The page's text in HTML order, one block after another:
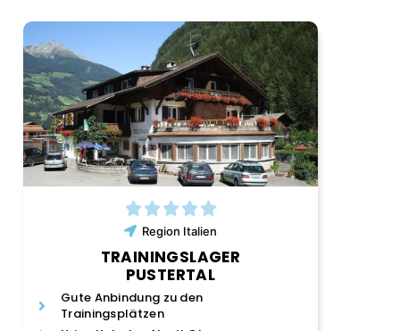
Region Italien
TRAININGSLAGER
PUSTERTAL
Gute Anbindung zu den
Trainingsplätzen